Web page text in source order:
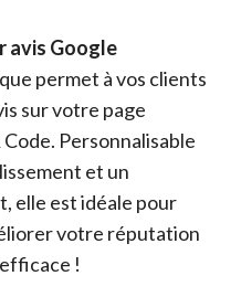
avis Google
permet à vos clients
sur votre page
Personnalisable
et un
elle est idéale pour
votre réputation
!